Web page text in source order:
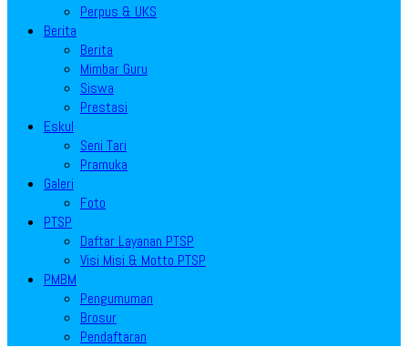
Perpus & UKS
Berita
Berita
Mimbar Guru
Siswa
Prestasi
Eskul
Seni Tari
Pramuka
Galeri
Foto
PTSP
Daftar Layanan PTSP
Visi Misi & Motto PTSP
PMBM
Pengumuman
Brosur
Pendaftaran